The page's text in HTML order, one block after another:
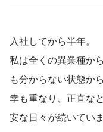
入社してから半年。
私は全くの異業種か
も分からない状態か
幸も重なり、正直な
安な日々が続いていま